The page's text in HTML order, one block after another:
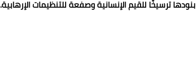
بنودها ترسيخًا للقيم الإنسانية وصفعة للتنظيمات الإرهابية.